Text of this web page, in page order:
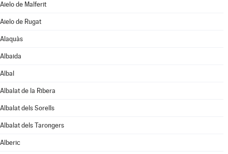
Aielo de Malferit
Aielo de Rugat
Alaquàs
Albaida
Albal
Albalat de la Ribera
Albalat dels Sorells
Albalat dels Tarongers
Alberic